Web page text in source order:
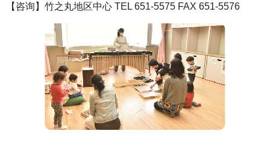
【咨询】竹之丸地区中心 TEL 651-5575 FAX 651-5576